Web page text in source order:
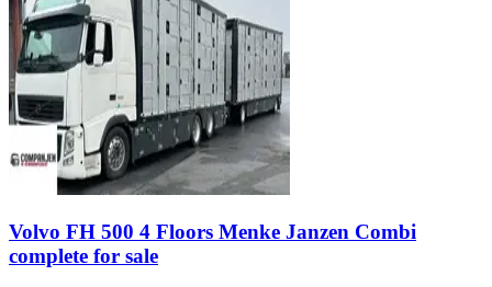
Volvo FH 500 4 Floors Menke Janzen Combi
complete for sale